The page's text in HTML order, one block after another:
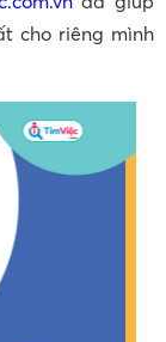
cho riêng mình